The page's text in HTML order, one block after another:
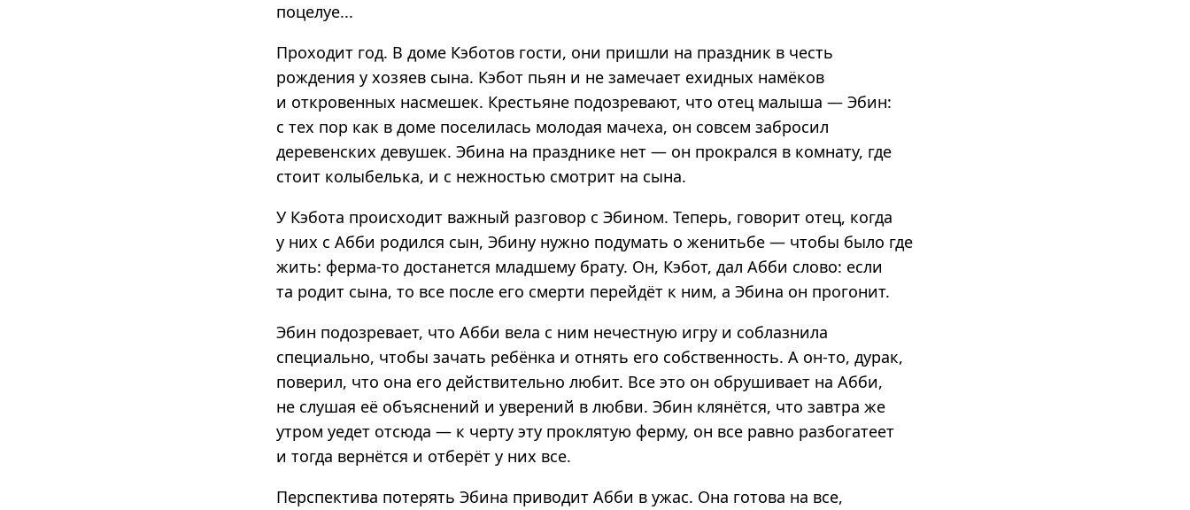
поцелуе...
Проходит год. В доме Кэботов гости, они пришли на праздник в честь
рождения у хозяев сына. Кэбот пьян и не замечает ехидных намёков
и откровенных насмешек. Крестьяне подозревают, что отец малыша — Эбин:
с тех пор как в доме поселилась молодая мачеха, он совсем забросил
деревенских девушек. Эбина на празднике нет — он прокрался в комнату, где
стоит колыбелька, и с нежностью смотрит на сына.
У Кэбота происходит важный разговор с Эбином. Теперь, говорит отец, когда
у них с Абби родился сын, Эбину нужно подумать о женитьбе — чтобы было где
жить: ферма-то достанется младшему брату. Он, Кэбот, дал Абби слово: если
та родит сына, то все после его смерти перейдёт к ним, а Эбина он прогонит.
Эбин подозревает, что Абби вела с ним нечестную игру и соблазнила
специально, чтобы зачать ребёнка и отнять его собственность. А он-то, дурак,
поверил, что она его действительно любит. Все это он обрушивает на Абби,
не слушая её объяснений и уверений в любви. Эбин клянётся, что завтра же
утром уедет отсюда — к черту эту проклятую ферму, он все равно разбогатеет
и тогда вернётся и отберёт у них все.
Перспектива потерять Эбина приводит Абби в ужас. Она готова на все,